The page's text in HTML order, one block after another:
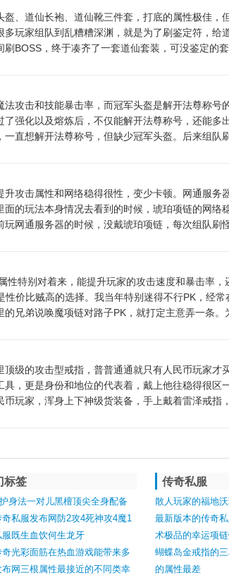
、道仙长袍、道仙靴三件套，打底的属性极佳，
玩家组队到乱糟糟深渊，就是为了刷鉴定符，给
BOSS，终于凑齐了一套道仙套装，可没鉴定的
攻击和技能暴击率，而冠军头盔是解开法尊称号
强化以及熔炼后，不仅能解开法尊称号，还能多
直想解开法尊称号，但缺少冠军头盔。后来组队
攻击属性和网络稳得很性，变少卡顿。网通服务
的玩法本身情况去看到的时候，琥珀项链的网络
网通服务器的时候，没戴琥珀项链，每次组队刷
性特别对着来，能提升玩家的攻击速度和暴击率，
价比贼高的选择。我当年特别迷得不行PK，经常
兄弟说唤魔项链对路子PK，就打定主意弄一条。
级的攻击型戒指，普普通通就只有人民币玩家才
，更是身份和地位的代表着，戴上他往稳得很区
玩家，浑身上下神级货装备，手上戴着雷泽戒指
标签
身法一对儿黑檀顶尖全身配备
岗一栋楼
奇私服发布网防2攻4死神攻4魔1
全身都是稀有神装
服既生血饮何生龙牙
奇光彩面筋在热血游戏能带来多
布网三根属性最接近的不同类幸
传奇私服
散人玩家的福地
最新版本的传奇
术极品的幸运项
蝴蝶岛金戒指的
的属性最差